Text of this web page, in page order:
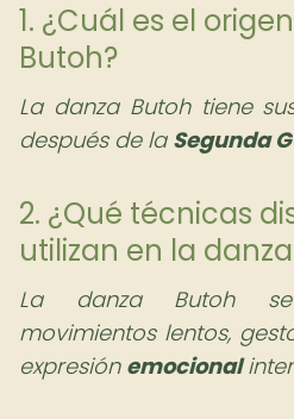
1. ¿Cuál es el
Butoh?
La danza Butoh tiene
después de la Segunda
2. ¿Qué técnicas
utilizan en la
La danza Butoh
movimientos lentos,
expresión emocional